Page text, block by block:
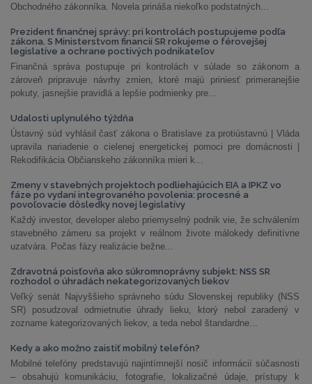
Obchodného zákonníka. Novela prináša niekoľko podstatných...
Prezident finančnej správy: pri kontrolách postupujeme podľa
zákona. S Ministerstvom financií SR rokujeme o férovejšej
legislatíve a ochrane poctivých podnikateľov
Finančná správa postupuje pri kontrolách v súlade so zákonom a
zároveň pripravuje návrhy zmien, ktoré majú priniesť primeranejšie
pokuty, jasnejšie pravidlá a lepšie podmienky pre...
Udalosti uplynulého týždňa
Ústavný súd vyhlásil časť zákona o Bratislave za protiústavnú | Vláda
upravila nariadenie o cielenej energetickej pomoci pre domácnosti |
Rekodifikácia Občianskeho zákonníka mieri k...
Zmeny v stavebných projektoch podliehajúcich EIA a IPKZ vo
fáze po vydaní integrovaného povolenia: procesné a
povoľovacie dôsledky novej legislatívy
Každý investor, developer alebo priemyselný podnik vie, že schválením
stavebného zámeru sa projekt v reálnom živote málokedy definitívne
uzatvára. Počas fázy realizácie bežne...
Zdravotná poisťovňa ako súkromnoprávny subjekt: NSS SR
rozhodol o úhradách nekategorizovaných liekov
Veľký senát Najvyššieho správneho súdu Slovenskej republiky (NSS
SR) posudzoval odmietnutie úhrady lieku, ktorý nebol zaradený v
zozname kategorizovaných liekov, a teda nebol štandardne...
Kedy a ako možno zaistiť mobilný telefón?
Mobilné telefóny predstavujú najintímnejší nosič informácií súčasnosti
– obsahujú komunikáciu, fotografie, lokalizačné údaje, prístupy k